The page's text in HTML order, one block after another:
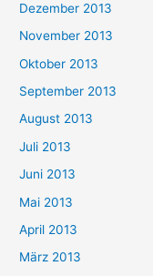
Dezember 2013
November 2013
Oktober 2013
September 2013
August 2013
Juli 2013
Juni 2013
Mai 2013
April 2013
März 2013